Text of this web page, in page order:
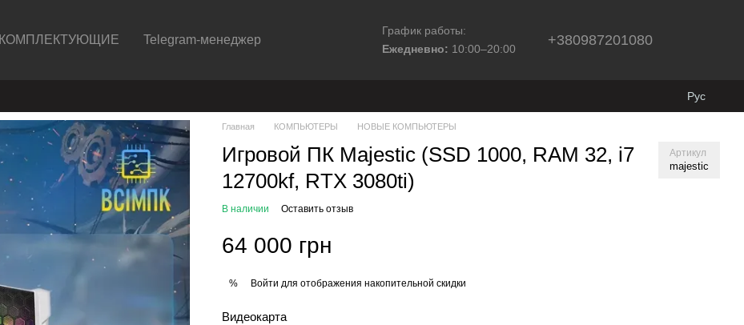
КОМПЛЕКТУЮЩИЕ Telegram-менеджер
График работы:
Ежедневно: 10:00–20:00
+380987201080
Рус
Главная КОМПЬЮТЕРЫ НОВЫЕ КОМПЬЮТЕРЫ
Игровой ПК Majestic (SSD 1000, RAM 32, i7
12700kf, RTX 3080ti)
Артикул
majestic
В наличии Оставить отзыв
64 000 грн
% Войти для отображения накопительной скидки
Видеокарта